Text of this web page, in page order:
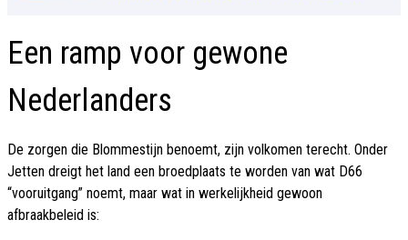
Een ramp voor gewone
Nederlanders
De zorgen die Blommestijn benoemt, zijn volkomen terecht. Onder
Jetten dreigt het land een broedplaats te worden van wat D66
“vooruitgang” noemt, maar wat in werkelijkheid gewoon
afbraakbeleid is: